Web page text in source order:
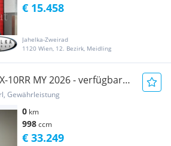
Jahelka-Zweirad
1120 Wien, 12. Bezirk, Meidling
€ 15.458
10RR MY 2026 - verfügbar
Gewährleistung
0 km
998ccm
€ 33.249